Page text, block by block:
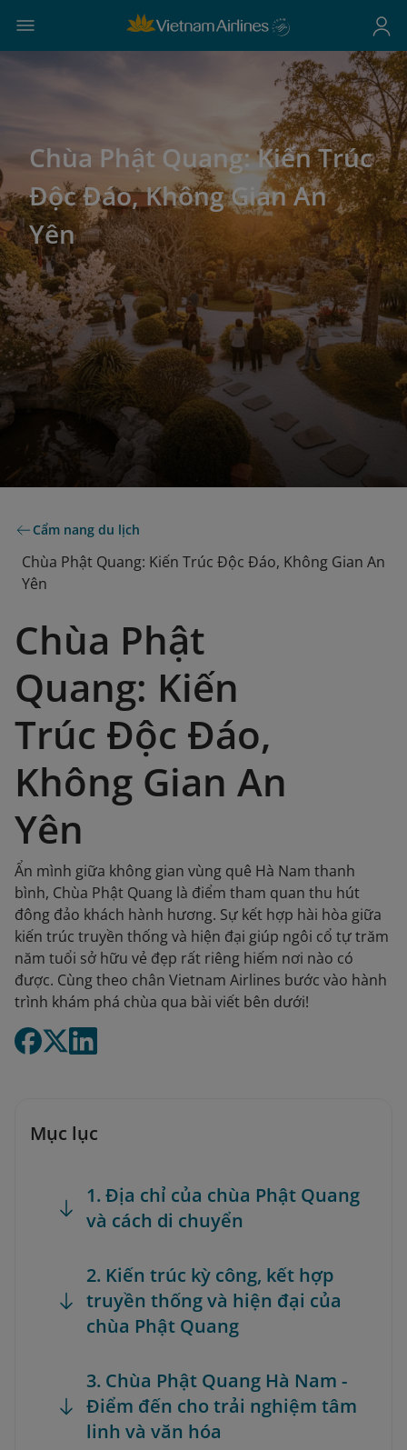
Chùa Phật Quang: Kiến Trúc
Độc Đáo, Không Gian An
Yên
Cẩm nang du lịch
Chùa Phật Quang: Kiến Trúc Độc Đáo, Không Gian An
Yên
Chùa Phật
Quang: Kiến
Trúc Độc Đáo,
Không Gian An
Yên
Ẩn mình giữa không gian vùng quê Hà Nam thanh
bình, Chùa Phật Quang là điểm tham quan thu hút
đông đảo khách hành hương. Sự kết hợp hài hòa giữa
kiến trúc truyền thống và hiện đại giúp ngôi cổ tự trăm
năm tuổi sở hữu vẻ đẹp rất riêng hiếm nơi nào có
được. Cùng theo chân Vietnam Airlines bước vào hành
trình khám phá chùa qua bài viết bên dưới!
Mục lục
1. Địa chỉ của chùa Phật Quang
và cách di chuyển
2. Kiến trúc kỳ công, kết hợp
truyền thống và hiện đại của
chùa Phật Quang
3. Chùa Phật Quang Hà Nam -
Điểm đến cho trải nghiệm tâm
linh và văn hóa